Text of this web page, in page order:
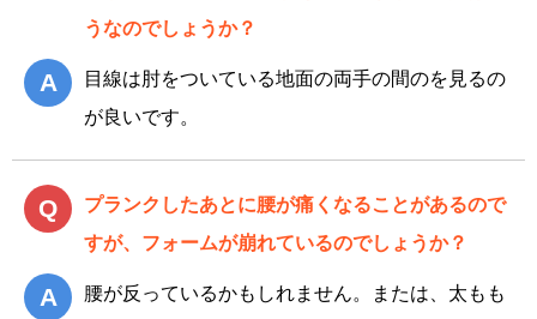
うなのでしょうか？
目線は肘をついている地面の両手の間のを見るの
が良いです。
プランクしたあとに腰が痛くなることがあるので
すが、フォームが崩れているのでしょうか？
腰が反っているかもしれません。または、太もも